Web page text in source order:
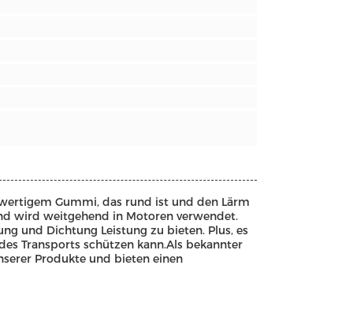
Gummi, das rund ist und den Lärm
wird weitgehend in Motoren verwendet.
und Dichtung Leistung zu bieten. Plus, es
Transports schützen kann.Als bekannter
Produkte und bieten einen